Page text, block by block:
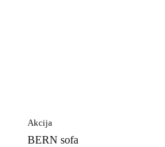
Akcija
BERN sofa